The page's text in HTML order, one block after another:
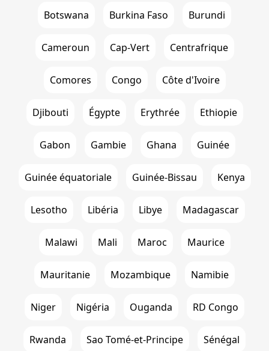
Botswana Burkina Faso Burundi
Cameroun Cap-Vert Centrafrique
Comores Congo Côte d'Ivoire
Djibouti Égypte Erythrée Ethiopie
Gabon Gambie Ghana Guinée
Guinée équatoriale Guinée-Bissau Kenya
Lesotho Libéria Libye Madagascar
Malawi Mali Maroc Maurice
Mauritanie Mozambique Namibie
Niger Nigéria Ouganda RD Congo
Rwanda Sao Tomé-et-Principe Sénégal